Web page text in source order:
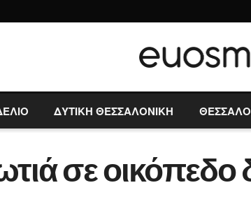
ΔΥΤΙΚΗ ΘΕΣΣΑΛΟΝΙΚΗ
σε οικόπεδο